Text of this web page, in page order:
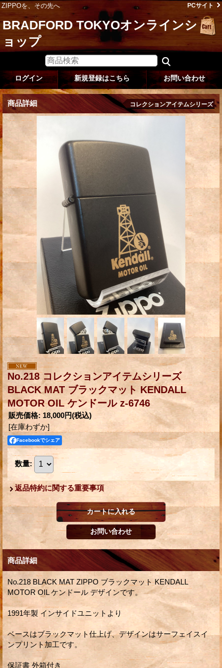
ZIPPOを、その先へ PCサイト
BRADFORD TOKYOオンラインシ
ョップ
ログイン 新規登録はこちら お問い合わせ
商品詳細 コレクションアイテムシリーズ
No.218 コレクションアイテムシリーズ
BLACK MAT ブラックマット KENDALL
MOTOR OIL ケンドール z-6746
販売価格: 18,000円(税込)
[在庫わずか]
Facebookでシェア
数量:
返品特約に関する重要事項
商品詳細
No.218 BLACK MAT ZIPPO ブラックマット KENDALL
MOTOR OIL ケンドール デザインです。
1991年製 インサイドユニットより
ベースはブラックマット仕上げ、デザインはサーフェイスイ
ンプリント加工です。
保証書 外箱付き